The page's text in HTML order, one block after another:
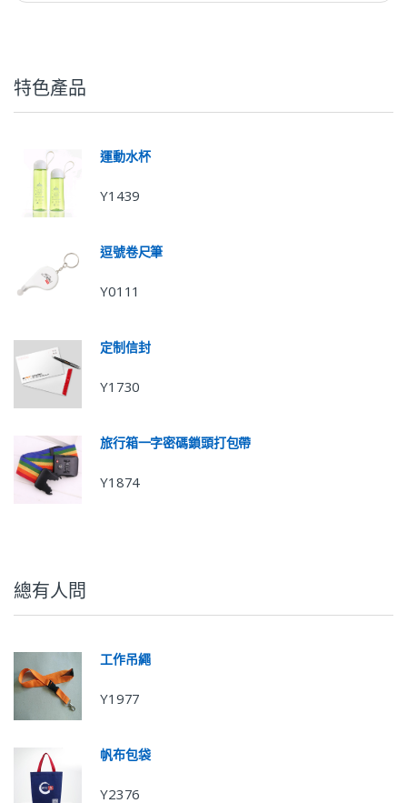
特色產品
運動水杯
Y1439
逗號卷尺筆
Y0111
定制信封
Y1730
旅行箱一字密碼鎖頭打包帶
Y1874
總有人問
工作吊繩
Y1977
帆布包袋
Y2376